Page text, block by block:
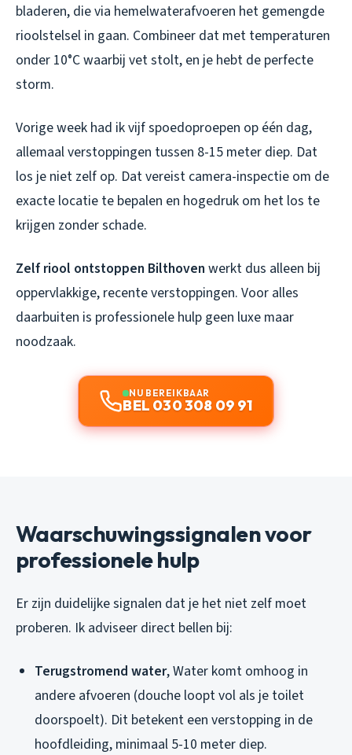
bladeren, die via hemelwaterafvoeren het gemengde
rioolstelsel in gaan. Combineer dat met temperaturen
onder 10°C waarbij vet stolt, en je hebt de perfecte
storm.
Vorige week had ik vijf spoedoproepen op één dag,
allemaal verstoppingen tussen 8-15 meter diep. Dat
los je niet zelf op. Dat vereist camera-inspectie om de
exacte locatie te bepalen en hogedruk om het los te
krijgen zonder schade.
Zelf riool ontstoppen Bilthoven werkt dus alleen bij
oppervlakkige, recente verstoppingen. Voor alles
daarbuiten is professionele hulp geen luxe maar
noodzaak.
NU BEREIKBAAR
BEL 030 308 09 91
Waarschuwingssignalen voor
professionele hulp
Er zijn duidelijke signalen dat je het niet zelf moet
proberen. Ik adviseer direct bellen bij:
Terugstromend water, Water komt omhoog in
andere afvoeren (douche loopt vol als je toilet
doorspoelt). Dit betekent een verstopping in de
hoofdleiding, minimaal 5-10 meter diep.